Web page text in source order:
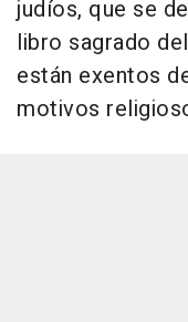
judíos, que se
libro sagrado
están exentos
motivos